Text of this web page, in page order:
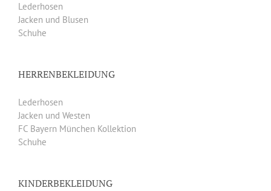
Lederhosen
Jacken und Blusen
Schuhe
HERRENBEKLEIDUNG
Lederhosen
Jacken und Westen
FC Bayern München Kollektion
Schuhe
KINDERBEKLEIDUNG